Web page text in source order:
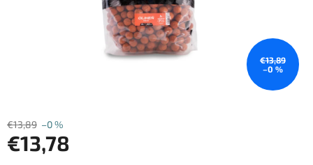
€13,89
–0 %
€13,89 –0 %
€13,78